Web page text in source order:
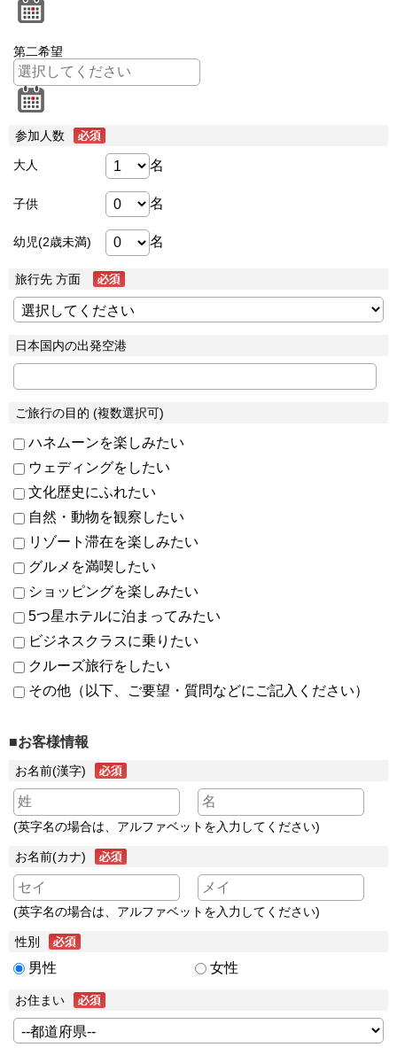
第二希望
参加人数
大人 名
子供 名
幼児(2歳未満) 名
旅行先 方面
日本国内の出発空港
ご旅行の目的 (複数選択可)
ハネムーンを楽しみたい
ウェディングをしたい
文化歴史にふれたい
自然・動物を観察したい
リゾート滞在を楽しみたい
グルメを満喫したい
ショッピングを楽しみたい
5つ星ホテルに泊まってみたい
ビジネスクラスに乗りたい
クルーズ旅行をしたい
その他（以下、ご要望・質問などにご記入ください）
■お客様情報
お名前(漢字)
(英字名の場合は、アルファベットを入力してください)
お名前(カナ)
(英字名の場合は、アルファベットを入力してください)
性別
男性 女性
お住まい